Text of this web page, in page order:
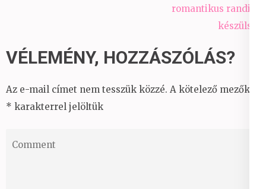
romantikus randira
készülsz?
VÉLEMÉNY, HOZZÁSZÓLÁS?
Az e-mail címet nem tesszük közzé. A kötelező mezőket
* karakterrel jelöltük